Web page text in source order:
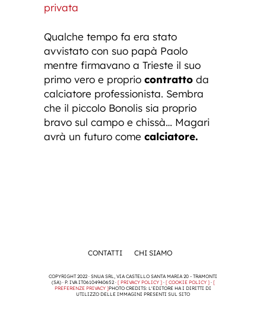
privata
Qualche tempo fa era stato
avvistato con suo papà Paolo
mentre firmavano a Trieste il suo
primo vero e proprio contratto da
calciatore professionista. Sembra
che il piccolo Bonolis sia proprio
bravo sul campo e chissà… Magari
avrà un futuro come calciatore.
CONTATTI CHI SIAMO
COPYRIGHT 2022 · SNUA SRL, VIA CASTELLO SANTA MARIA 20 - TRAMONTI
(SA) · P. IVA IT06104940652 · [ PRIVACY POLICY ]· [ COOKIE POLICY ]· [
PREFERENZE PRIVACY ]PHOTO CREDITS: L'EDITORE HA I DIRITTI DI
UTILIZZO DELLE IMMAGINI PRESENTI SUL SITO